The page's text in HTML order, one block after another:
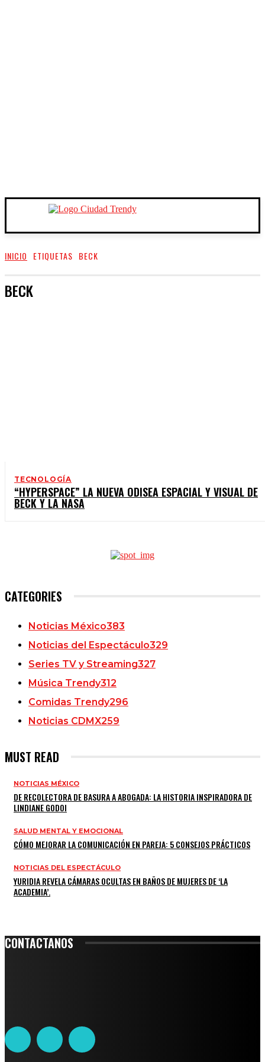
INICIO ETIQUETAS BECK
BECK
TECNOLOGÍA
“HYPERSPACE” LA NUEVA ODISEA ESPACIAL Y VISUAL DE
BECK Y LA NASA
CATEGORIES
Noticias México383
Noticias del Espectáculo329
Series TV y Streaming327
Música Trendy312
Comidas Trendy296
Noticias CDMX259
MUST READ
NOTICIAS MÉXICO
DE RECOLECTORA DE BASURA A ABOGADA: LA HISTORIA INSPIRADORA DE
LINDIANE GODOI
SALUD MENTAL Y EMOCIONAL
CÓMO MEJORAR LA COMUNICACIÓN EN PAREJA: 5 CONSEJOS PRÁCTICOS
NOTICIAS DEL ESPECTÁCULO
YURIDIA REVELA CÁMARAS OCULTAS EN BAÑOS DE MUJERES DE ‘LA
ACADEMIA’.
CONTACTANOS